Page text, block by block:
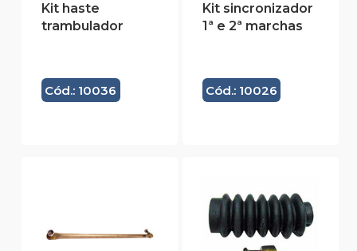
Kit haste
trambulador
Cód.: 10036
Kit sincronizador
1ª e 2ª marchas
Cód.: 10026